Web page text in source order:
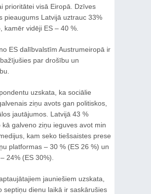
prioritātei visā Eiropā. Dzīves
pieaugums Latvijā uztrauc 33%
kamēr vidēji ES – 40 %.
ES dalībvalstīm Austrumeiropā ir
par drošību un
uzskata, ka sociālie
ziņu avots gan politiskos,
jautājumos. Latvijā 43 %
kā galveno ziņu ieguves avot min
kam seko tiešsaistes prese
platformas – 30 % (ES 26 %) un
24% (ES 30%).
jauniešiem uzskata,
septiņu dienu laikā ir saskārušies